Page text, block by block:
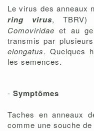
Le virus des anneaux
ring virus, TBRV)
Comoviridae et au
transmis par
elongatus. Quelques
les semences.
- Symptômes
Taches en anneaux
comme une souche de